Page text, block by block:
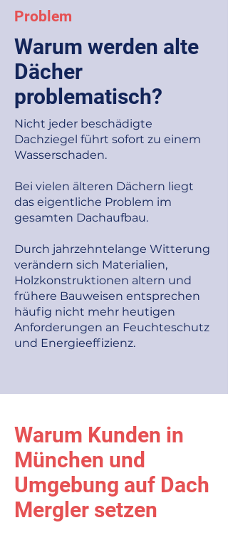
Problem
Warum werden alte
Dächer
problematisch?
Nicht jeder beschädigte
Dachziegel führt sofort zu einem
Wasserschaden.
Bei vielen älteren Dächern liegt
das eigentliche Problem im
gesamten Dachaufbau.
Durch jahrzehntelange Witterung
verändern sich Materialien,
Holzkonstruktionen altern und
frühere Bauweisen entsprechen
häufig nicht mehr heutigen
Anforderungen an Feuchteschutz
und Energieeffizienz.
Warum Kunden in
München und
Umgebung auf Dach
Mergler setzen